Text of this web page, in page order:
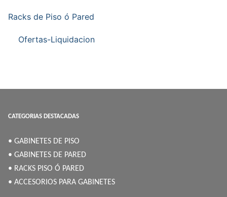
Racks de Piso ó Pared
Ofertas-Liquidacion
CATEGORIAS DESTACADAS
• GABINETES DE PISO
• GABINETES DE PARED
• RACKS PISO Ó PARED
• ACCESORIOS PARA GABINETES